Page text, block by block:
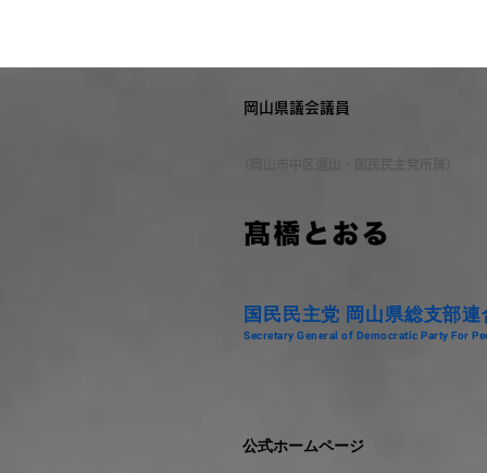
岡山県議会議員
国民民主党 岡山県総支部
Secretary General of Democratic Party For
公式ホームページ